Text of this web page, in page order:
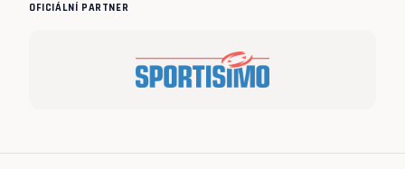
OFICIÁLNÍ PARTNER